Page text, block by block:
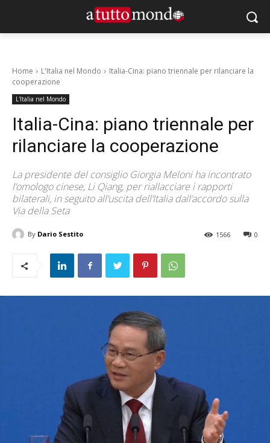
Home L'Italia nel Mondo
Italia-Cina: piano triennale per rilanciare la
cooperazione
L'Italia nel Mondo
Italia-Cina: piano triennale per
rilanciare la cooperazione
La presidente del consiglio Giorgia Meloni ha incontrato
l’omologo cinese, Li Qiang, per riallacciare i rapporti
bilaterali, in seguito all’uscita dell’Italia dall’accordo sulla
Via della Seta
By Dario Sestito 0
1566